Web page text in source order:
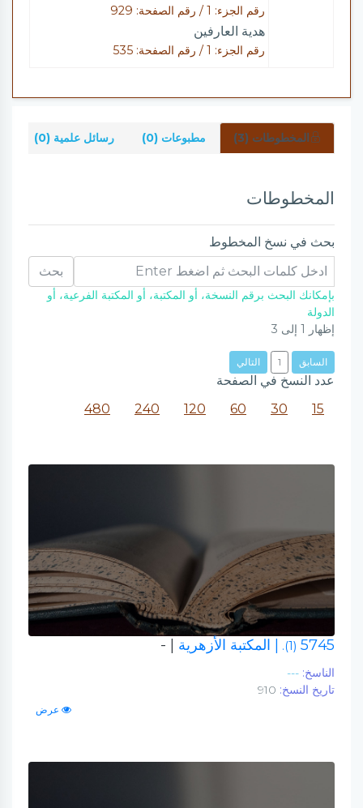
رقم الجزء: 1 / رقم الصفحة: 929
هدية العارفين
رقم الجزء: 1 / رقم الصفحة: 535
المخطوطات (3) مطبوعات (0) رسائل علمية (0)
المخطوطات
بحث في نسخ المخطوط
بحث
بإمكانك البحث برقم النسخة، أو المكتبة، أو المكتبة الفرعية، أو
الدولة
إظهار 1 إلى 3
السابق 1 التالي
عدد النسخ في الصفحة
15
30
60
120
240
480
5745
(1). | المكتبة الأزهرية | -
الناسخ: ---
تاريخ النسخ:
عرض